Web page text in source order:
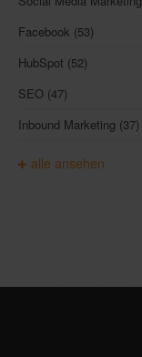
Facebook (53)
HubSpot (52)
SEO (47)
Inbound Marketing (37)
alle ansehen